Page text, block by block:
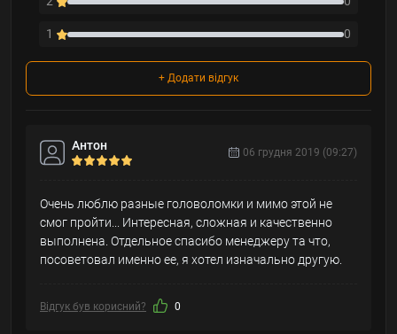
1 0
+ Додати відгук
Антон 06 грудня 2019 (09:27)
Очень люблю разные головоломки и мимо этой не
смог пройти... Интересная, сложная и качественно
выполнена. Отдельное спасибо менеджеру та что,
посоветовал именно ее, я хотел изначально другую.
Відгук був корисний? 0